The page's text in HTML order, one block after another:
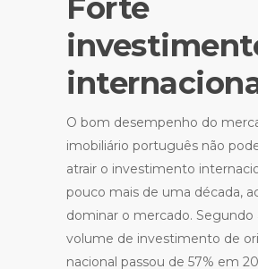
Forte
O bom desempenho do
imobiliário português não
atrair o investimento
pouco mais de uma década,
dominar o mercado. Segundo
volume de investimento de
nacional passou de 57% em